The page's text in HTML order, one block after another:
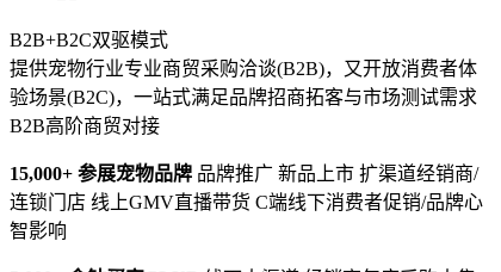
B2B+B2C双驱模式
提供宠物行业专业商贸采购洽谈(B2B)，又开放消费者体
验场景(B2C)，一站式满足品牌招商拓客与市场测试需求
B2B高阶商贸对接
15,000+ 参展宠物品牌 品牌推广 新品上市 扩渠道经销商/
连锁门店 线上GMV直播带货 C端线下消费者促销/品牌心
智影响